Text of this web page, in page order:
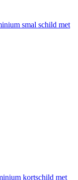
smal schild met
kortschild met